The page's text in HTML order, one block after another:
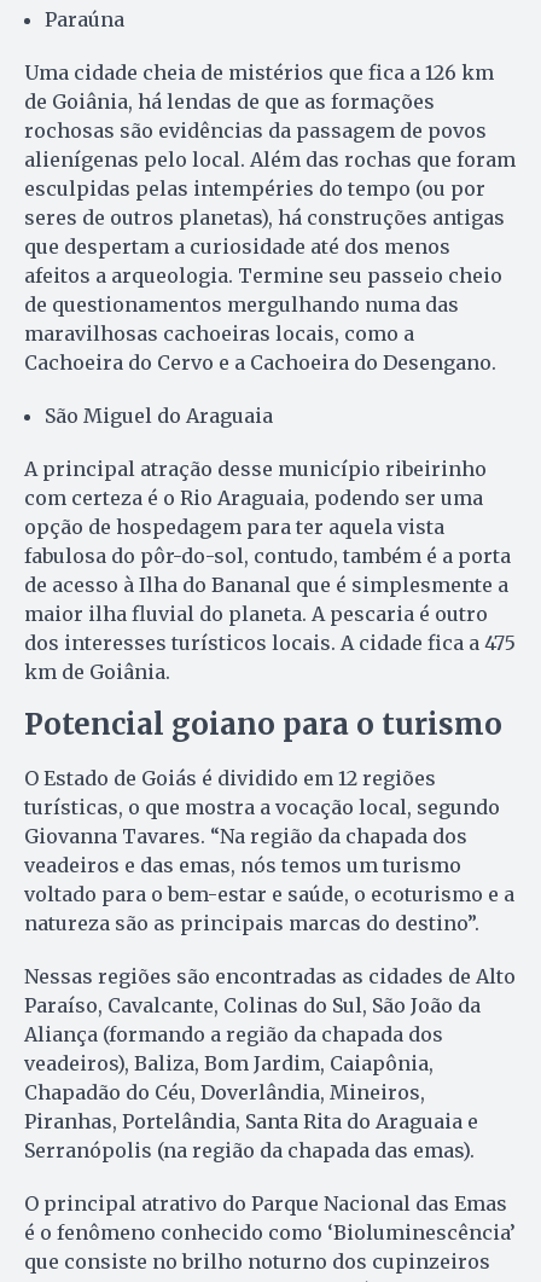
Paraúna
Uma cidade cheia de mistérios que fica a 126 km
de Goiânia, há lendas de que as formações
rochosas são evidências da passagem de povos
alienígenas pelo local. Além das rochas que foram
esculpidas pelas intempéries do tempo (ou por
seres de outros planetas), há construções antigas
que despertam a curiosidade até dos menos
afeitos a arqueologia. Termine seu passeio cheio
de questionamentos mergulhando numa das
maravilhosas cachoeiras locais, como a
Cachoeira do Cervo e a Cachoeira do Desengano.
São Miguel do Araguaia
A principal atração desse município ribeirinho
com certeza é o Rio Araguaia, podendo ser uma
opção de hospedagem para ter aquela vista
fabulosa do pôr-do-sol, contudo, também é a porta
de acesso à Ilha do Bananal que é simplesmente a
maior ilha fluvial do planeta. A pescaria é outro
dos interesses turísticos locais. A cidade fica a 475
km de Goiânia.
Potencial goiano para o turismo
O Estado de Goiás é dividido em 12 regiões
turísticas, o que mostra a vocação local, segundo
Giovanna Tavares. “Na região da chapada dos
veadeiros e das emas, nós temos um turismo
voltado para o bem-estar e saúde, o ecoturismo e a
natureza são as principais marcas do destino”.
Nessas regiões são encontradas as cidades de Alto
Paraíso, Cavalcante, Colinas do Sul, São João da
Aliança (formando a região da chapada dos
veadeiros), Baliza, Bom Jardim, Caiapônia,
Chapadão do Céu, Doverlândia, Mineiros,
Piranhas, Portelândia, Santa Rita do Araguaia e
Serranópolis (na região da chapada das emas).
O principal atrativo do Parque Nacional das Emas
é o fenômeno conhecido como ‘Bioluminescência’
que consiste no brilho noturno dos cupinzeiros